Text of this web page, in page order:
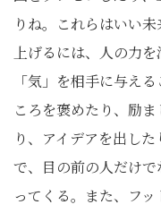
りね。これらはいい
上げるには、人の力
「気」を相手に与え
ころを褒めたり、励
り、アイデアを出し
で、目の前の人だけ
ってくる。また、フ